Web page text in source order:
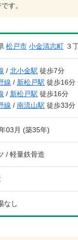
す。
松戸市 小金清志町 ３
/ 北小金駅 徒歩7分
線 / 新松戸駅 徒歩16分
/ 新松戸駅 徒歩16分
線 / 南流山駅 徒歩33分
03月 (築35年)
/ 軽量鉄骨造
なし